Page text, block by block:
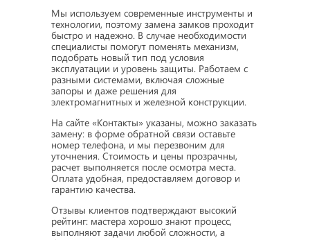
Мы используем современные инструменты и
технологии, поэтому замена замков проходит
быстро и надежно. В случае необходимости
специалисты помогут поменять механизм,
подобрать новый тип под условия
эксплуатации и уровень защиты. Работаем с
разными системами, включая сложные
запоры и даже решения для
электромагнитных и железной конструкции.
На сайте «Контакты» указаны, можно заказать
замену: в форме обратной связи оставьте
номер телефона, и мы перезвоним для
уточнения. Стоимость и цены прозрачны,
расчет выполняется после осмотра места.
Оплата удобная, предоставляем договор и
гарантию качества.
Отзывы клиентов подтверждают высокий
рейтинг: мастера хорошо знают процесс,
выполняют задачи любой сложности, а